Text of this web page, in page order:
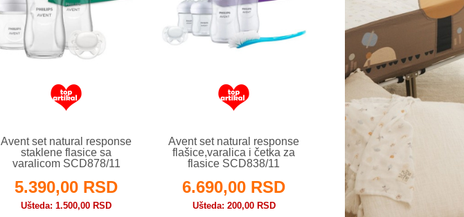
Avent set natural response
staklene flasice sa
varalicom SCD878/11
5.390,00 RSD
Ušteda 1.500,00 RSD
Avent set natural response
flašice,varalica i četka za
flasice SCD838/11
6.690,00 RSD
Ušteda 200,00 RSD